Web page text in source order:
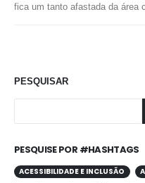
fica um tanto afastada da área
PESQUISAR
PESQUISE POR #HASHTAGS
ACESSIBILIDADE E INCLUSÃO